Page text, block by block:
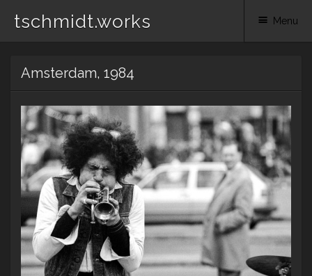
tschmidt.works Menu
content
Amsterdam, 1984